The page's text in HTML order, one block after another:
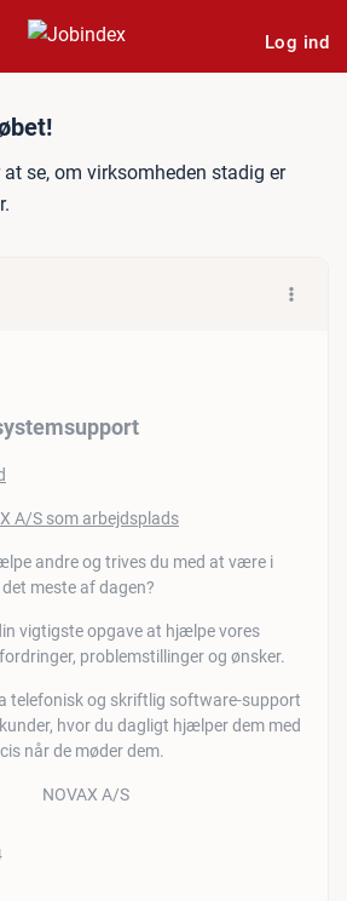
Log ind
IT-
se, om virksomheden stadig er
andre og trives du med at være i
meste af dagen?
vigtigste opgave at hjælpe vores
problemstillinger og ønsker.
telefonisk og skriftlig software-support
hvor du dagligt hjælper dem med
når de møder dem.